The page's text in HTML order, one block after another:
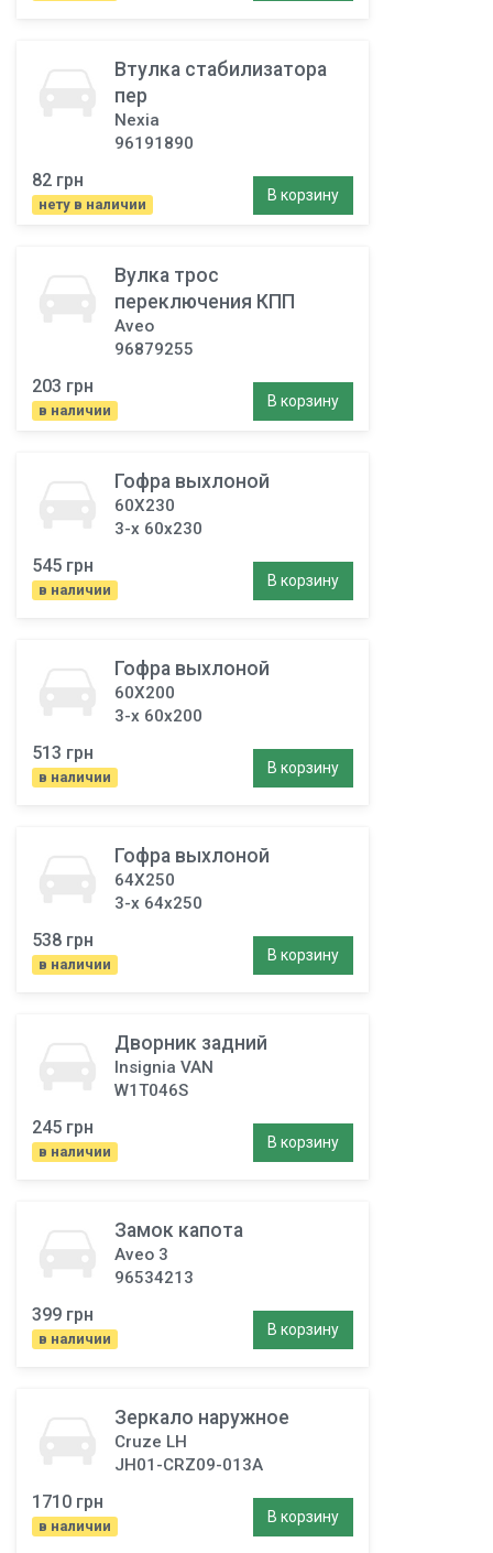
Втулка стабилизатора
пер
Nexia
96191890
82 грн
нету в наличии
В корзину
Вулка трос
переключения КПП
Aveo
96879255
203 грн
в наличии
В корзину
Гофра выхлоной
60X230
3-х 60x230
545 грн
в наличии
В корзину
Гофра выхлоной
60X200
3-х 60x200
513 грн
в наличии
В корзину
Гофра выхлоной
64X250
3-х 64x250
538 грн
в наличии
В корзину
Дворник задний
Insignia VAN
W1T046S
245 грн
в наличии
В корзину
Замок капота
Aveo 3
96534213
399 грн
в наличии
В корзину
Зеркало наружное
Cruze LH
JH01-CRZ09-013A
1710 грн
в наличии
В корзину